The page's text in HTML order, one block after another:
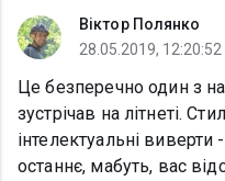
Віктор Полянко
28.05.2019, 12:20:52
Це безперечно один з
зустрічав на літнеті.
інтелектуальні виверти
останнє, мабуть, вас